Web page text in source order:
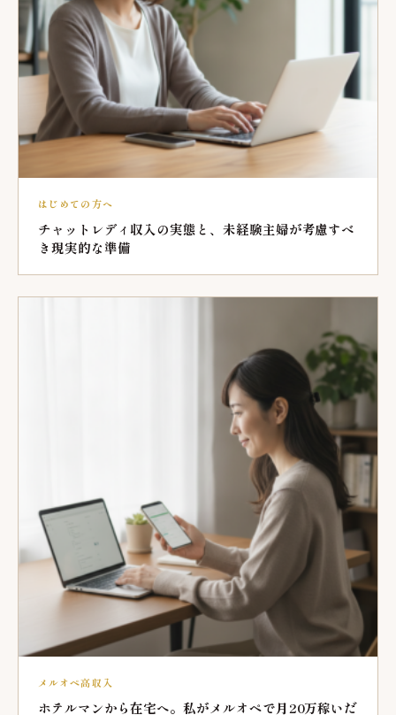
はじめての方へ
チャットレディ収入の実態と、未経験主婦が考慮すべ
き現実的な準備
メルオペ高収入
ホテルマンから在宅へ。私がメルオペで月20万稼いだ